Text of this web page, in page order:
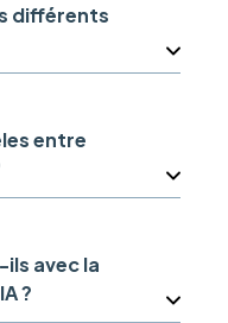
différents
entre
avec la
?